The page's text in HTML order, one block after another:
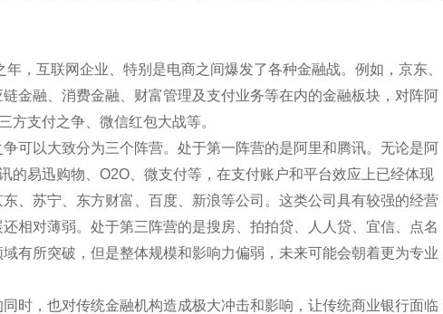
，互联网企业、特别是电商之间爆发了各种金融战。例如，京东、
金融、消费金融、财富管理及支付业务等在内的金融板块，对阵阿
方支付之争、微信红包大战等。
可以大致分为三个阵营。处于第一阵营的是阿里和腾讯。无论是阿
的易迅购物、O2O、微支付等，在支付账户和平台效应上已经体现
、苏宁、东方财富、百度、新浪等公司。这类公司具有较强的经营
相对薄弱。处于第三阵营的是搜房、拍拍贷、人人贷、宜信、点名
有所突破，但是整体规模和影响力偏弱，未来可能会朝着更为专业
时，也对传统金融机构造成极大冲击和影响，让传统商业银行面临